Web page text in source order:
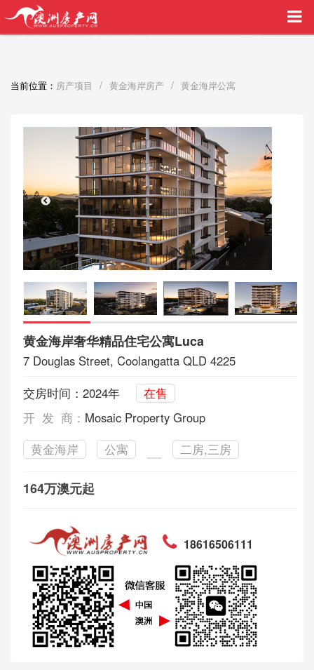
买家中介VIP服务，助您安心购房
当前位置： 房产项目 / 黄金海岸房产 / 黄金海岸公寓
黄金海岸奢华精品住宅公寓Luca
7 Douglas Street, Coolangatta QLD 4225
交房时间：2024年
在售
开 发 商： Mosaic Property Group
黄金海岸
公寓 二房,三房
164万澳元起
18616506111